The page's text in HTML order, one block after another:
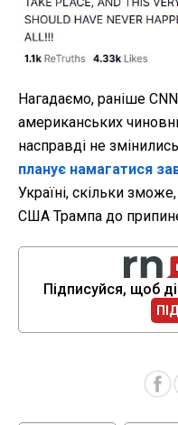
Нагадаємо, раніше
американських
насправді не
планує намагатися
Україні, скільки
США Трампа до
Підписуйся, щоб